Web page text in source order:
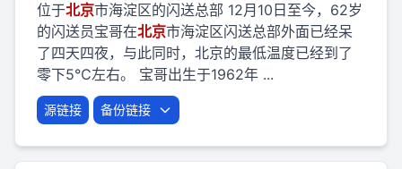
位于北京市海淀区的闪送总部 12月10日至今，62岁
的闪送员宝哥在北京市海淀区闪送总部外面已经呆
了四天四夜，与此同时，北京的最低温度已经到了
零下5℃左右。 宝哥出生于1962年 ...
源链接 备份链接